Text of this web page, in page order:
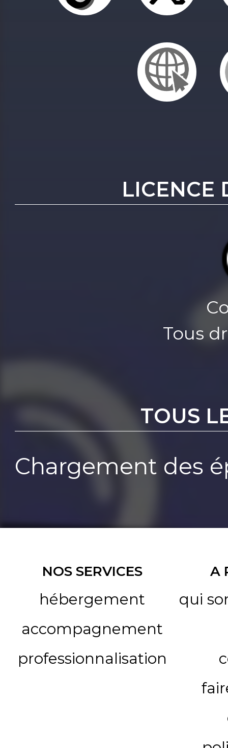
LICENCE
Tous
TOUS
Chargement des
NOS SERVICES
hébergement
accompagnement
professionnalisation
A
qui